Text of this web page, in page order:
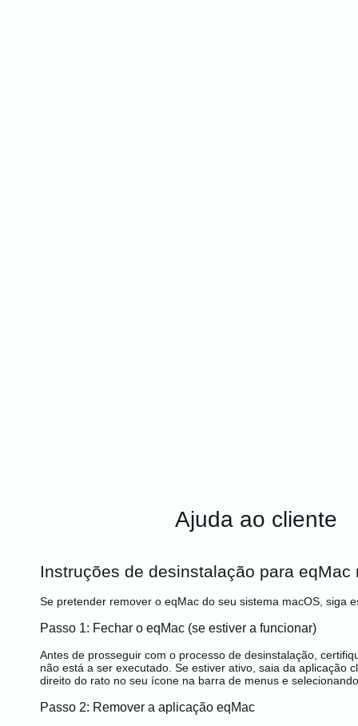
Ajuda ao cliente
Instruções de desinstalação para eqMac
Se pretender remover o eqMac do seu sistema macOS, siga
Passo 1: Fechar o eqMac (se estiver a funcionar)
Antes de prosseguir com o processo de desinstalação,
não está a ser executado. Se estiver ativo, saia da aplicação
direito do rato no seu ícone na barra de menus e
Passo 2: Remover a aplicação eqMac